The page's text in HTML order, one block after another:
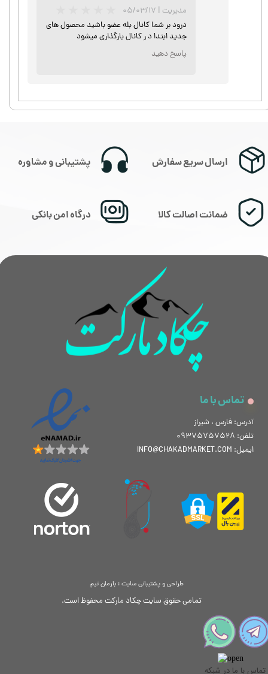
★★★
مدیریت | ۰۵/۰۳/۱۷
★
درود بر شما کانال بله عضو باشید محصول های
جدید ابتدا د ر کانال بارگذاری میشود
پاسخ دهید
تمامی حقوق سایت چکاد مارکت محفوظ است.
تماس با ما
آدرس: فارس ، شیراز
تلفن: 09375757528
ایمیل: INFO@CHAKADMARKET.COM
طراحی و پشتیبانی سایت : بارمان تیم
تماس با ما در شبکه
ارسال سریع سفارش
درگاه امن بانکی
پشتیبانی و مشاوره
ضمانت اصالت کالا